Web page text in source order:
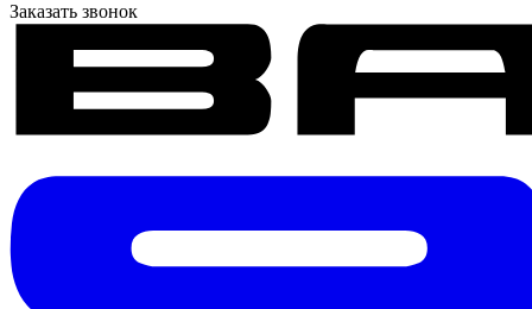
Заказать звонок